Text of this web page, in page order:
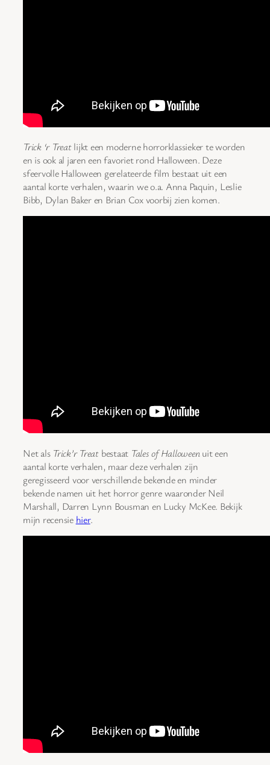
Trick ‘r Treatlijkt een moderne horrorklassieker te worden
en is ook al jaren een favoriet rond Halloween. Deze
sfeervolle Halloween gerelateerde film bestaat uit een
aantal korte verhalen, waarin we o.a. Anna Paquin, Leslie
Bibb, Dylan Baker en Brian Cox voorbij zien komen.
Net als Trick’r Treatbestaat Tales of Halloweenuit een
aantal korte verhalen, maar deze verhalen zijn
geregisseerd voor verschillende bekende en minder
bekende namen uit het horror genre waaronder Neil
Marshall, Darren Lynn Bousman en Lucky McKee. Bekijk
mijn recensie hier.